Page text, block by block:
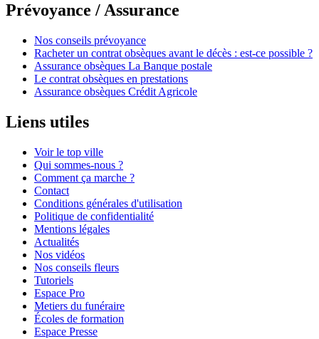
Prévoyance / Assurance
Nos conseils prévoyance
Racheter un contrat obsèques avant le décès : est-ce possible ?
Assurance obsèques La Banque postale
Le contrat obsèques en prestations
Assurance obsèques Crédit Agricole
Liens utiles
Voir le top ville
Qui sommes-nous ?
Comment ça marche ?
Contact
Conditions générales d'utilisation
Politique de confidentialité
Mentions légales
Actualités
Nos vidéos
Nos conseils fleurs
Tutoriels
Espace Pro
Metiers du funéraire
Écoles de formation
Espace Presse